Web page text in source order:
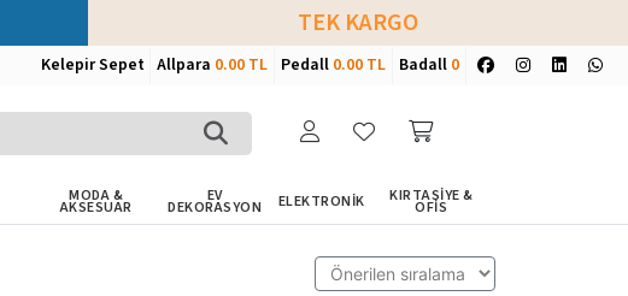
TEK KARGO
Kelepir Sepet Allpara 0.00 TL Pedall 0.00 TL Badall 0
MODA &
AKSESUAR
EV
DEKORASYON ELEKTRONİK KIRTASİYE &
OFİS